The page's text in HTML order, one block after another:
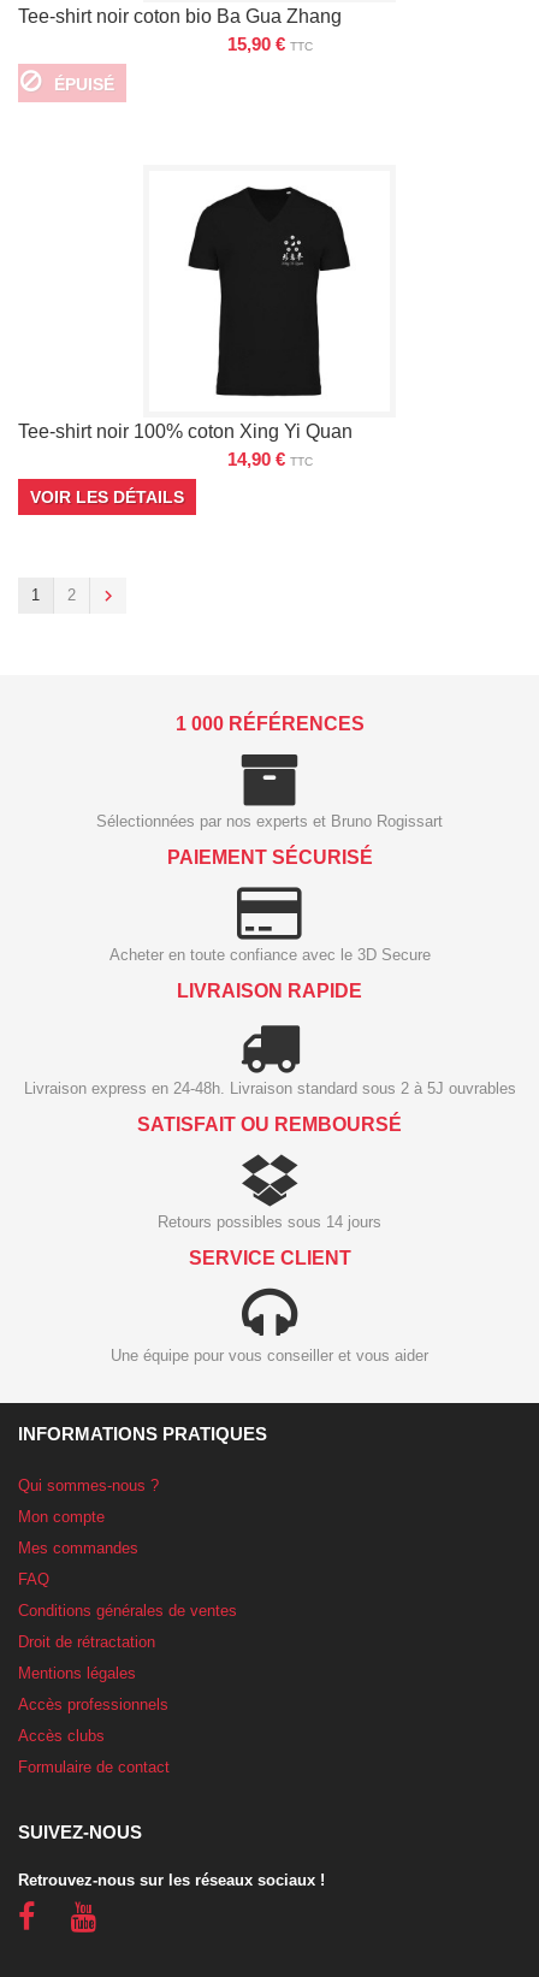
Tee-shirt noir coton bio Ba Gua Zhang
15,90 € TTC
ÉPUISÉ
Tee-shirt noir 100% coton Xing Yi Quan
14,90 € TTC
VOIR LES DÉTAILS
1 2
1 000 RÉFÉRENCES
Sélectionnées par nos experts et Bruno Rogissart
PAIEMENT SÉCURISÉ
Acheter en toute confiance avec le 3D Secure
LIVRAISON RAPIDE
Livraison express en 24-48h. Livraison standard sous 2 à 5J ouvrables
SATISFAIT OU REMBOURSÉ
Retours possibles sous 14 jours
SERVICE CLIENT
Une équipe pour vous conseiller et vous aider
INFORMATIONS PRATIQUES
Qui sommes-nous ?
Mon compte
Mes commandes
FAQ
Conditions générales de ventes
Droit de rétractation
Mentions légales
Accès professionnels
Accès clubs
Formulaire de contact
SUIVEZ-NOUS
Retrouvez-nous sur les réseaux sociaux !